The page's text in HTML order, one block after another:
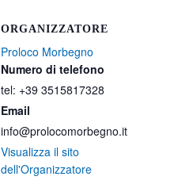
ORGANIZZATORE
Proloco Morbegno
Numero di telefono
tel: +39 3515817328
Email
info@prolocomorbegno.it
Visualizza il sito
dell'Organizzatore